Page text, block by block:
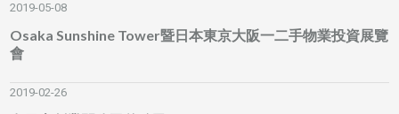
2019-05-08
Osaka Sunshine Tower暨日本東京大阪一二手物業投資展覽
會
2019-02-26